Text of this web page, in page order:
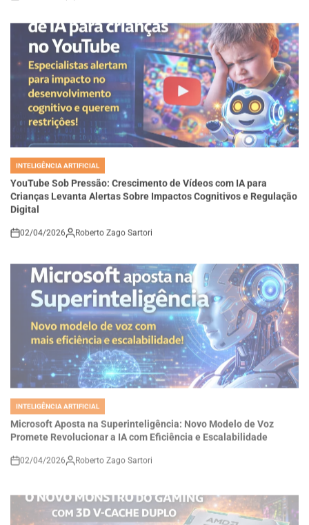
POSTED
IN
INTELIGÊNCIA ARTIFICIAL
YouTube Sob Pressão: Crescimento de Vídeos com IA para
Crianças Levanta Alertas Sobre Impactos Cognitivos e Regulação
Digital
02/04/2026
IN
INTELIGÊNCIA ARTIFICIAL
Promete Revolucionar a IA com Eficiência e Escalabilidade
on
02/04/2026 Roberto Zago Sartori